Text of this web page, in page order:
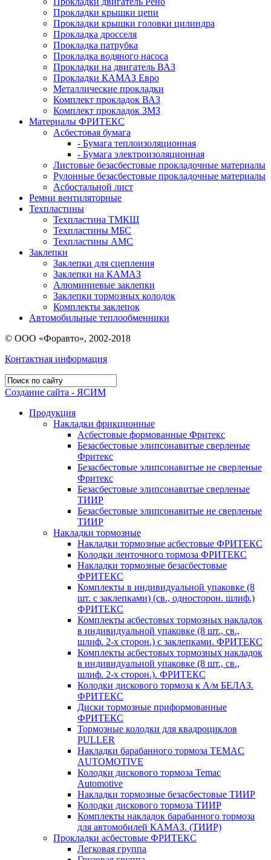
Прокладки крышки цепи
Прокладки крышки головки цилиндра
Прокладка дросселя
Прокладка патрубка
Прокладка водяного насоса
Прокладки на двигатель ВАЗ
Прокладки КАМАЗ Евро
Металлические прокладки
Комплект прокладок ВАЗ
Комплект прокладок ЗМЗ
Материалы ФРИТЕКС
Асбестовая бумага
- Бумага теплоизоляционная
- Бумага электроизоляционная
Листовые безасбестовые прокладочные материалы
Рулонные безасбестовые прокладочные материалы
Асбостальной лист
Ремни вентиляторные
Техпластины
Техпластина ТМКЩ
Техпластины МБС
Техпластины АМС
Заклепки
Заклепки для сцепления
Заклепки на КАМАЗ
Алюминиевые заклепки
Заклепки тормозных колодок
Комплекты заклепок
Автомобильные теплообменники
© ООО «Форавто», 2002-2018
Контактная информация
Создание сайта - ЯСИМ
Продукция
Накладки фрикционные
Асбестовые формованные Фритекс
Безасбестовые элипсонавитые сверленые
Фритекс
Безасбестовые элипсонавитые не сверленые
Фритекс
Безасбестовые элипсонавитые сверленые
ТИИР
Безасбестовые элипсонавитые не сверленые
ТИИР
Накладки тормозные
Накладки тормозные асбестовые ФРИТЕКС
Колодки ленточного тормоза ФРИТЕКС
Накладки тормозные безасбестовые
ФРИТЕКС
Комплекты в индивидуальной упаковке (8
шт. с заклепками) (св., односторон. шлиф.)
ФРИТЕКС
Комплекты асбестовых тормозных накладок
в индивидуальной упаковке (8 шт., св.,
шлиф. 2-х сторон.) c заклепками. ФРИТЕКС
Комплекты асбестовых тормозных накладок
в индивидуальной упаковке (8 шт., св.,
шлиф. 2-х сторон.). ФРИТЕКС
Колодки дискового тормоза к А/м БЕЛАЗ.
ФРИТЕКС
Диски тормозные приформованные
ФРИТЕКС
Тормозные колодки для квадроциклов
PULLER
Накладки барабанного тормоза TEMAC
AUTOMOTIVE
Колодки дискового тормоза Temac
Automotive
Накладки тормозные безасбестовые ТИИР
Колодки дискового тормоза ТИИР
Комплекты накладок барабанного тормоза
для автомобилей КАМАЗ. (ТИИР)
Прокладки асбестовые ФРИТЕКС
Легковая группа